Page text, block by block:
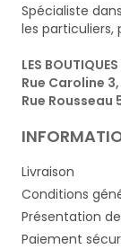
Spécialiste
les particuliers,
LES BOUTIQUES
Rue Caroline
Rue Rousseau
Livraison
Conditions
Présentation de
Paiement